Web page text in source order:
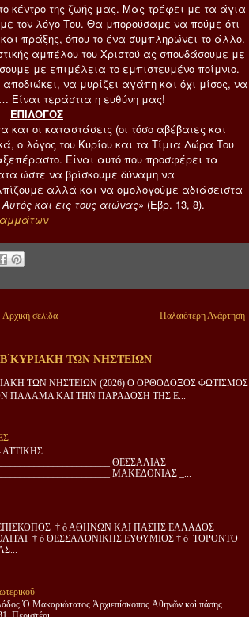
κέντρο της ζωής μας. Μας τρέφει με τα άγια
τον λόγο Του. Θα μπορούσαμε να πούμε ότι
πράξης, όπου το ένα συμπληρώνει το άλλο.
αμπέλου του Χριστού ας σπουδάσουμε με
με επιμέλεια το εμπιστευμένο ποίμνιο.
να μυρίζει αγάπη και όχι μίσος, να
Είναι τεράστια η ευθύνη μας!
ΕΠΙΛΟΓΟΣ
οι καταστάσεις (οι τόσο αβέβαιες και
ο λόγος του Κυρίου και τα Τίμια Δώρα Του
Είναι αυτό που προσφέρει τα
ώστε να βρίσκουμε δύναμη να
αλλά και να ομολογούμε αδιάσειστα
και εις τους αιώνας» (Εβρ. 13, 8).
Παλαιότερη Ανάρτηση
Αρχική σελίδα
́ΚΥΡΙΑΚΗ ΤΩΝ ΝΗΣΤΕΙΩΝ
ΤΩΝ ΝΗΣΤΕΙΩΝ (2026) Ο ΟΡΘΟΔΟΞΟΣ ΦΩΤΙΣΜΟΣ
ΠΑΛΑΜΑ ΚΑΙ ΤΗΝ ΠΑΡΑΔΟΣΗ ΤΗΣ Ε...
ΘΕΣΣΑΛΙΑΣ
ΜΑΚΕΔΟΝΙΑΣ _...
† ὁ ΑΘΗΝΩΝ ΚΑΙ ΠΑΣΗΣ ΕΛΛΑΔΟΣ
† ὁ ΘΕΣΣΑΛΟΝΙΚΗΣ ΕΥΘΥΜΙΟΣ † ὁ ΤΟΡΟΝΤΟ
Ὁ Μακαριώτατος Ἀρχιεπίσκοπος Ἀθηνῶν καὶ πάσης